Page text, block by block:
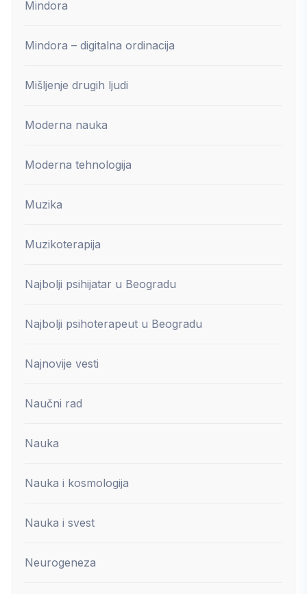
Mindora
Mindora – digitalna ordinacija
Mišljenje drugih ljudi
Moderna nauka
Moderna tehnologija
Muzika
Muzikoterapija
Najbolji psihijatar u Beogradu
Najbolji psihoterapeut u Beogradu
Najnovije vesti
Naučni rad
Nauka
Nauka i kosmologija
Nauka i svest
Neurogeneza